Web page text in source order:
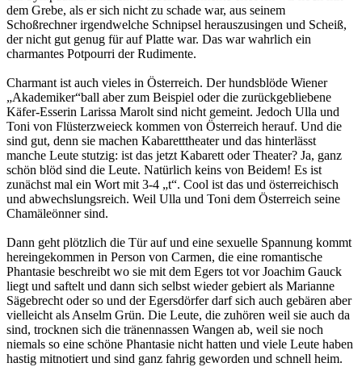
dem Grebe, als er sich nicht zu schade war, aus seinem
Schoßrechner irgendwelche Schnipsel herauszusingen und Scheiß,
der nicht gut genug für auf Platte war. Das war wahrlich ein
charmantes Potpourri der Rudimente.
Charmant ist auch vieles in Österreich. Der hundsblöde Wiener
„Akademiker“ball aber zum Beispiel oder die zurückgebliebene
Käfer-Esserin Larissa Marolt sind nicht gemeint. Jedoch Ulla und
Toni von Flüsterzweieck kommen von Österreich herauf. Und die
sind gut, denn sie machen Kabaretttheater und das hinterlässt
manche Leute stutzig: ist das jetzt Kabarett oder Theater? Ja, ganz
schön blöd sind die Leute. Natürlich keins von Beidem! Es ist
zunächst mal ein Wort mit 3-4 „t“. Cool ist das und österreichisch
und abwechslungsreich. Weil Ulla und Toni dem Österreich seine
Chamäleönner sind.
Dann geht plötzlich die Tür auf und eine sexuelle Spannung kommt
hereingekommen in Person von Carmen, die eine romantische
Phantasie beschreibt wo sie mit dem Egers tot vor Joachim Gauck
liegt und saftelt und dann sich selbst wieder gebiert als Marianne
Sägebrecht oder so und der Egersdörfer darf sich auch gebären aber
vielleicht als Anselm Grün. Die Leute, die zuhören weil sie auch da
sind, trocknen sich die tränennassen Wangen ab, weil sie noch
niemals so eine schöne Phantasie nicht hatten und viele Leute haben
hastig mitnotiert und sind ganz fahrig geworden und schnell heim.